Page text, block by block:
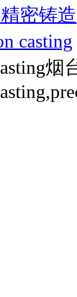
密铸造
casting